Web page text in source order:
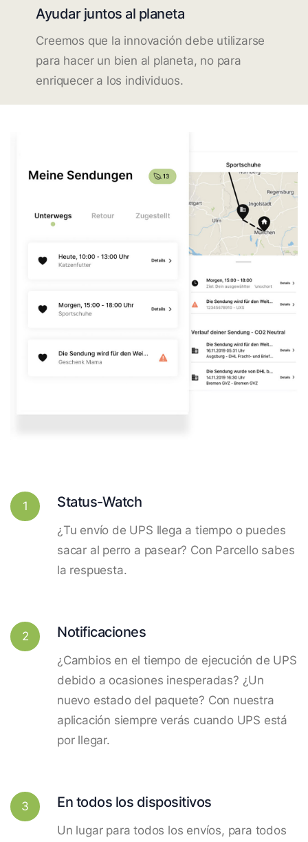
Ayudar juntos al planeta
Creemos que la innovación debe utilizarse
para hacer un bien al planeta, no para
enriquecer a los individuos.
1 Status-Watch
¿Tu envío de UPS llega a tiempo o puedes
sacar al perro a pasear? Con Parcello sabes
la respuesta.
2 Notificaciones
¿Cambios en el tiempo de ejecución de UPS
debido a ocasiones inesperadas? ¿Un
nuevo estado del paquete? Con nuestra
aplicación siempre verás cuando UPS está
por llegar.
3 En todos los dispositivos
Un lugar para todos los envíos, para todos